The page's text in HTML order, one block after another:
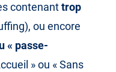
contenanttrop
ou encore
« passe-
» ou « Sans